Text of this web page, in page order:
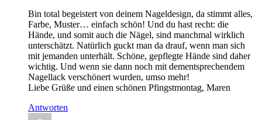
Bin total begeistert von deinem Nageldesign, da stimmt alles,
Farbe, Muster… einfach schön! Und du hast recht: die
Hände, und somit auch die Nägel, sind manchmal wirklich
unterschätzt. Natürlich guckt man da drauf, wenn man sich
mit jemanden unterhält. Schöne, gepflegte Hände sind daher
wichtig. Und wenn sie dann noch mit dementsprechendem
Nagellack verschönert wurden, umso mehr!
Liebe Grüße und einen schönen Pfingstmontag, Maren
Antworten